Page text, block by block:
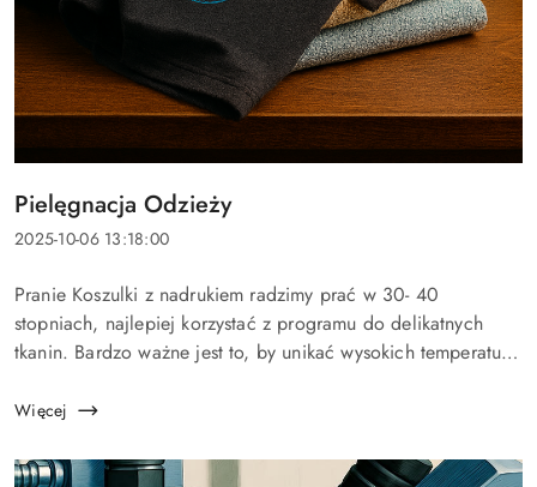
Tytuł
artykułu:
Pielęgnacja Odzieży
Data
2025-10-06 13:18:00
Treść
artykułu:
Pranie Koszulki z nadrukiem radzimy prać w 30- 40
stopniach, najlepiej korzystać z programu do delikatnych
tkanin. Bardzo ważne jest to, by unikać wysokich temperatur.
stronę przed włożeniem d...
Więcej